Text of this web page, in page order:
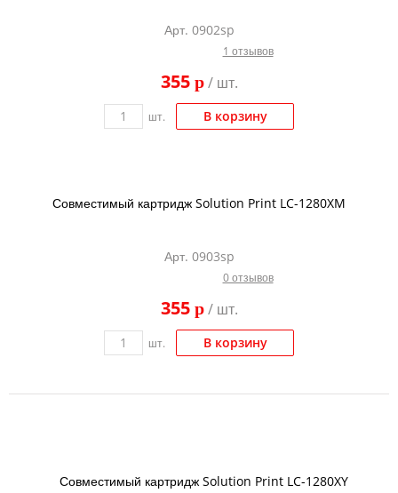
Арт. 0902sp
1 отзывов
355 p/ шт.
шт. В корзину
Совместимый картридж Solution Print LC-1280XM
Арт. 0903sp
0 отзывов
355 p/ шт.
шт. В корзину
Совместимый картридж Solution Print LC-1280XY